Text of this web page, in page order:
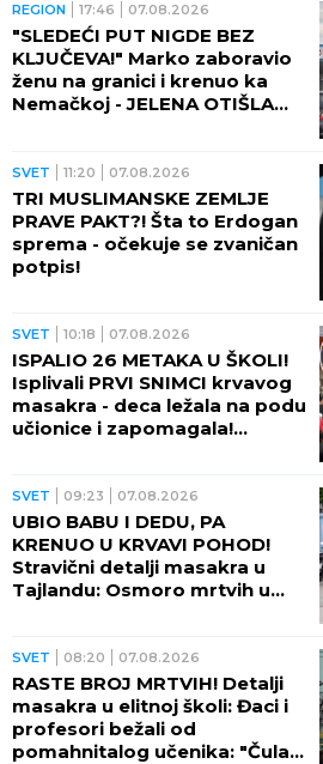
REGION 17:46 07.08.2026
"SLEDEĆI PUT NIGDE BEZ
KLJUČEVA!" Marko zaboravio
ženu na granici i krenuo ka
Nemačkoj - JELENA OTIŠLA
SVET 11:20 07.08.2026
TRI MUSLIMANSKE ZEMLJE
PRAVE PAKT?! Šta to Erdogan
sprema - očekuje se zvaničan
potpis!
SVET 10:18 07.08.2026
ISPALIO 26 METAKA U ŠKOLI!
Isplivali PRVI SNIMCI krvavog
masakra - deca ležala na podu
učionice i zapomagala!
SVET 09:23 07.08.2026
UBIO BABU I DEDU, PA
KRENUO U KRVAVI POHOD!
Stravični detalji masakra u
Tajlandu: Osmoro mrtvih u
SVET 08:20 07.08.2026
RASTE BROJ MRTVIH! Detalji
masakra u elitnoj školi: Đaci i
profesori bežali od
pomahnitalog učenika: "Čula